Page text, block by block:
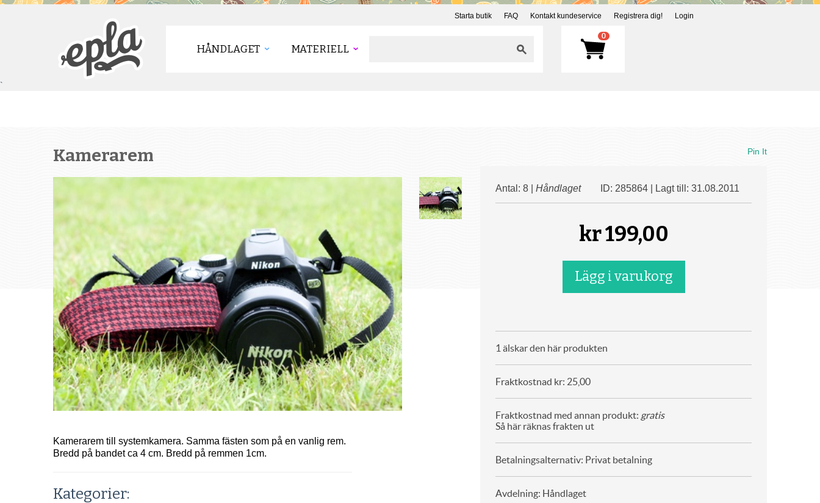
Starta butik FAQ Kontakt kundeservice Registrera dig! Login
HÅNDLAGET MATERIELL
0
`
Kamerarem
Kamerarem till systemkamera. Samma fästen som på en vanlig rem.
Bredd på bandet ca 4 cm. Bredd på remmen 1cm.
Kategorier:
Pin It
Antal: 8 | Håndlaget ID: 285864 | Lagt till: 31.08.2011
kr199,00
1 älskar den här produkten
Fraktkostnad kr: 25,00
Fraktkostnad med annan produkt: gratis
Så här räknas frakten ut
Betalningsalternativ: Privat betalning
Avdelning: Håndlaget